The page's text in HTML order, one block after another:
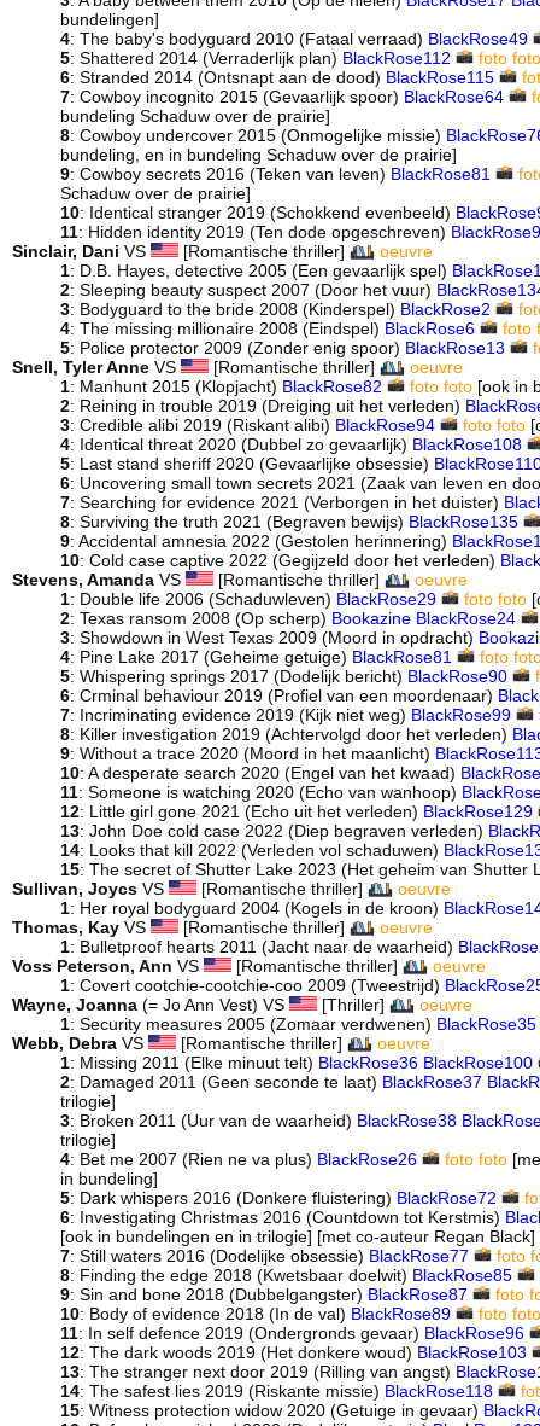
bundelingen]
4: The baby's bodyguard 2010 (Fataal verraad) BlackRose49
5: Shattered 2014 (Verraderlijk plan) BlackRose112 foto foto
6: Stranded 2014 (Ontsnapt aan de dood) BlackRose115
7: Cowboy incognito 2015 (Gevaarlijk spoor) BlackRose64
bundeling Schaduw over de prairie]
8: Cowboy undercover 2015 (Onmogelijke missie)
bundeling, en in bundeling Schaduw over de prairie]
9: Cowboy secrets 2016 (Teken van leven) BlackRose81
Schaduw over de prairie]
10: Identical stranger 2019 (Schokkend evenbeeld)
11: Hidden identity 2019 (Ten dode opgeschreven)
Sinclair, Dani VS [Romantische thriller]
oeuvre
1: D.B. Hayes, detective 2005 (Een gevaarlijk spel)
2: Sleeping beauty suspect 2007 (Door het vuur)
3: Bodyguard to the bride 2008 (Kinderspel) BlackRose2
4: The missing millionaire 2008 (Eindspel) BlackRose6 foto
5: Police protector 2009 (Zonder enig spoor) BlackRose13
Snell, Tyler Anne VS [Romantische thriller]
oeuvre
1: Manhunt 2015 (Klopjacht) BlackRose82 foto foto[ook in
2: Reining in trouble 2019 (Dreiging uit het verleden)
3: Credible alibi 2019 (Riskant alibi) BlackRose94 foto foto
4: Identical threat 2020 (Dubbel zo gevaarlijk) BlackRose108
5: Last stand sheriff 2020 (Gevaarlijke obsessie)
6: Uncovering small town secrets 2021 (Zaak van leven en
7: Searching for evidence 2021 (Verborgen in het duister)
8: Surviving the truth 2021 (Begraven bewijs) BlackRose135
9: Accidental amnesia 2022 (Gestolen herinnering)
10: Cold case captive 2022 (Gegijzeld door het verleden)
Stevens, Amanda VS [Romantische thriller]
oeuvre
1: Double life 2006 (Schaduwleven) BlackRose29 foto foto
2: Texas ransom 2008 (Op scherp) Bookazine BlackRose24
3: Showdown in West Texas 2009 (Moord in opdracht)
4: Pine Lake 2017 (Geheime getuige) BlackRose81 foto
5: Whispering springs 2017 (Dodelijk bericht) BlackRose90
6: Crminal behaviour 2019 (Profiel van een moordenaar)
7: Incriminating evidence 2019 (Kijk niet weg) BlackRose99
8: Killer investigation 2019 (Achtervolgd door het verleden)
9: Without a trace 2020 (Moord in het maanlicht)
10: A desperate search 2020 (Engel van het kwaad)
11: Someone is watching 2020 (Echo van wanhoop)
12: Little girl gone 2021 (Echo uit het verleden) BlackRose129
13: John Doe cold case 2022 (Diep begraven verleden)
14: Looks that kill 2022 (Verleden vol schaduwen)
15: The secret of Shutter Lake 2023 (Het geheim van Shutter
Sullivan, Joycs VS [Romantische thriller]
oeuvre
1: Her royal bodyguard 2004 (Kogels in de kroon)
Thomas, Kay VS [Romantische thriller]
oeuvre
1: Bulletproof hearts 2011 (Jacht naar de waarheid)
Voss Peterson, Ann VS [Romantische thriller]
oeuvre
1: Covert cootchie-cootchie-coo 2009 (Tweestrijd)
Wayne, Joanna (= Jo Ann Vest) VS [Thriller]
oeuvre
1: Security measures 2005 (Zomaar verdwenen) BlackRose35
Webb, Debra VS [Romantische thriller]
oeuvre
1: Missing 2011 (Elke minuut telt) BlackRose36 BlackRose100
2: Damaged 2011 (Geen seconde te laat) BlackRose37
trilogie]
3: Broken 2011 (Uur van de waarheid) BlackRose38
trilogie]
4: Bet me 2007 (Rien ne va plus) BlackRose26 foto foto
in bundeling]
5: Dark whispers 2016 (Donkere fluistering) BlackRose72
6: Investigating Christmas 2016 (Countdown tot Kerstmis)
[ook in bundelingen en in trilogie] [met co-auteur Regan Black]
7: Still waters 2016 (Dodelijke obsessie) BlackRose77 foto
8: Finding the edge 2018 (Kwetsbaar doelwit) BlackRose85
9: Sin and bone 2018 (Dubbelgangster) BlackRose87 foto
10: Body of evidence 2018 (In de val) BlackRose89 foto foto
11: In self defence 2019 (Ondergronds gevaar) BlackRose96
12: The dark woods 2019 (Het donkere woud) BlackRose103
13: The stranger next door 2019 (Rilling van angst)
14: The safest lies 2019 (Riskante missie) BlackRose118
15: Witness protection widow 2020 (Getuige in gevaar)